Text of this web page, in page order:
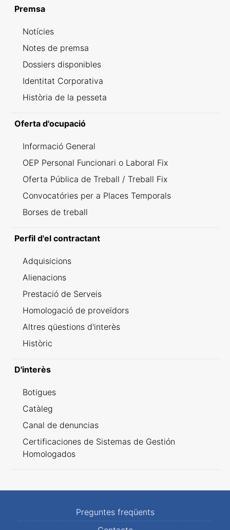
Premsa
Notícies
Notes de premsa
Dossiers disponibles
Identitat Corporativa
Història de la pesseta
Oferta d'ocupació
Informació General
OEP Personal Funcionari o Laboral Fix
Oferta Pública de Treball / Treball Fix
Convocatóries per a Places Temporals
Borses de treball
Perfil d'el contractant
Adquisicions
Alienacions
Prestació de Serveis
Homologació de proveïdors
Altres qüestions d'interès
Històric
D'interès
Botigues
Catàleg
Canal de denuncias
Certificaciones de Sistemas de Gestión
Homologados
Preguntes freqüents